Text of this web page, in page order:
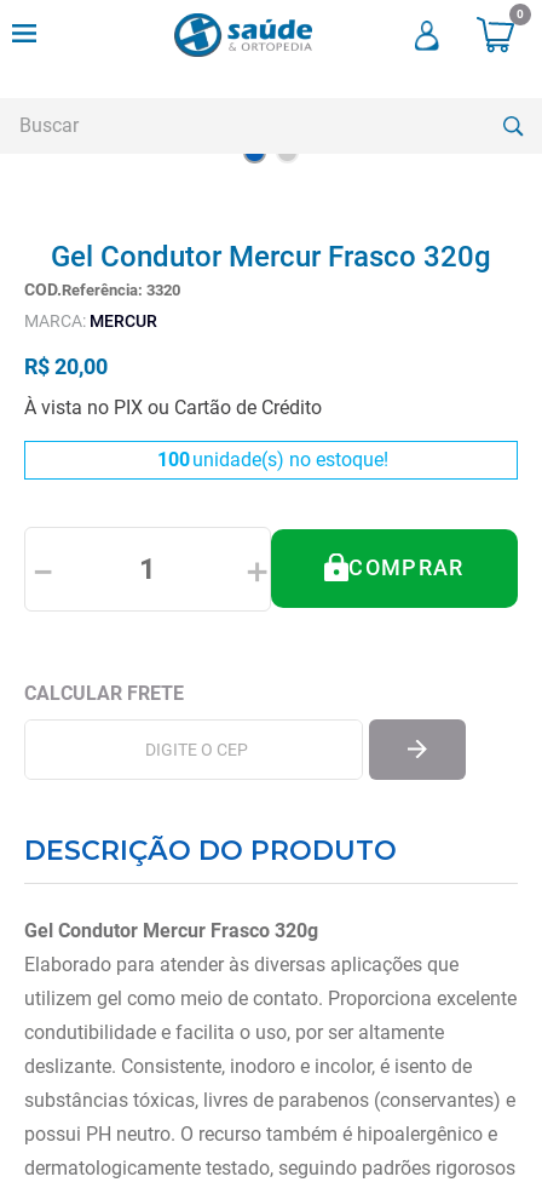
0
Gel Condutor Mercur Frasco 320g
Referência: 3320
MARCA: MERCUR
R$20,00
À vista no PIX ou Cartão de Crédito
100unidade(s) no estoque!
＋
－ COMPRAR
DESCRIÇÃO DO PRODUTO
Gel Condutor Mercur Frasco 320g
Elaborado para atender às diversas aplicações que
utilizem gel como meio de contato. Proporciona excelente
condutibilidade e facilita o uso, por ser altamente
deslizante. Consistente, inodoro e incolor, é isento de
substâncias tóxicas, livres de parabenos (conservantes) e
possui PH neutro. O recurso também é hipoalergênico e
dermatologicamente testado, seguindo padrões rigorosos
cadeira rodas
2º
meia compressao
imobilizador joelho
cadeira rodas agile